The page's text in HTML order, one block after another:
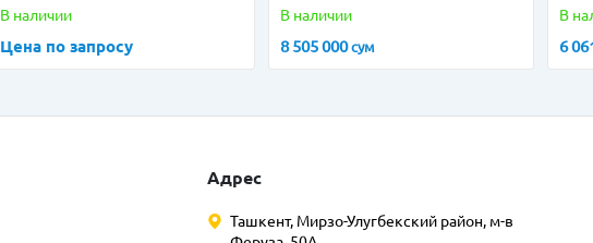
В наличии
Цена по запросу
В наличии
8 505 000сум
В
6
Адрес
Ташкент, Мирзо-Улугбекский район, м-в